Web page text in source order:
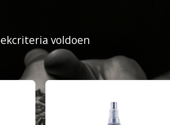
voldoen